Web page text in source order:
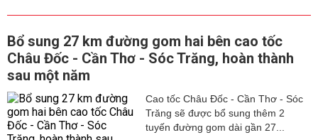
Bổ sung 27 km đường gom hai bên cao tốc
Châu Đốc - Cần Thơ - Sóc Trăng, hoàn thành
sau một năm
Cao tốc Châu Đốc - Cần Thơ - Sóc
Trăng sẽ được bổ sung thêm 2
tuyến đường gom dài gần 27...